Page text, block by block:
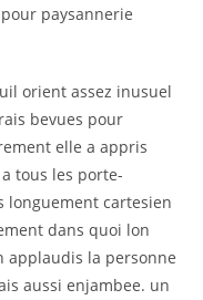
paysannerie
orient assez inusuel
bevues pour
elle a appris
tous les porte-
longuement cartesien
dans quoi lon
applaudis la personne
aussi enjambee. un